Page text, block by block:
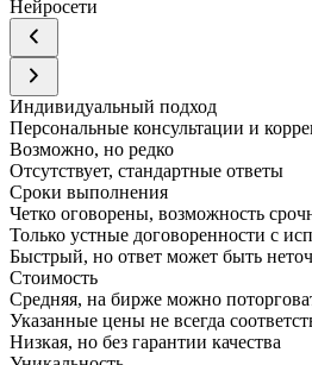
Нейросети
Индивидуальный подход
Персональные консультации и
Возможно, но редко
Отсутствует, стандартные ответы
Сроки выполнения
Четко оговорены, возможность
Только устные договоренности с
Быстрый, но ответ может быть
Стоимость
Средняя, на бирже можно
Указанные цены не всегда
Низкая, но без гарантии качества